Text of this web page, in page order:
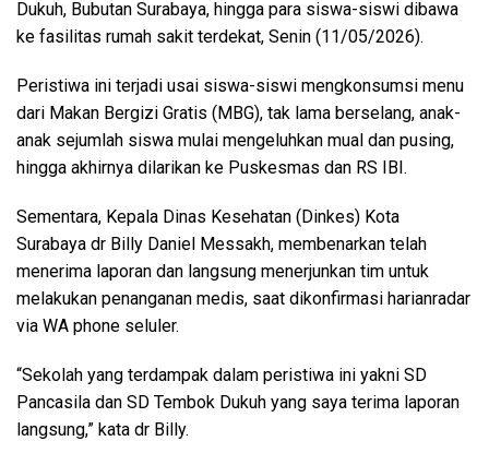
Dukuh, Bubutan Surabaya, hingga para siswa-siswi dibawa
ke fasilitas rumah sakit terdekat, Senin (11/05/2026).
Peristiwa ini terjadi usai siswa-siswi mengkonsumsi menu
dari Makan Bergizi Gratis (MBG), tak lama berselang, anak-
anak sejumlah siswa mulai mengeluhkan mual dan pusing,
hingga akhirnya dilarikan ke Puskesmas dan RS IBI.
Sementara, Kepala Dinas Kesehatan (Dinkes) Kota
Surabaya dr Billy Daniel Messakh, membenarkan telah
menerima laporan dan langsung menerjunkan tim untuk
melakukan penanganan medis, saat dikonfirmasi harianradar
via WA phone seluler.
“Sekolah yang terdampak dalam peristiwa ini yakni SD
Pancasila dan SD Tembok Dukuh yang saya terima laporan
langsung,” kata dr Billy.